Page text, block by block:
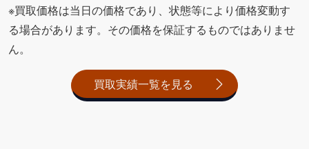
※買取価格は当日の価格であり、状態等により価格変動す
る場合があります。その価格を保証するものではありませ
ん。
買取実績一覧を見る